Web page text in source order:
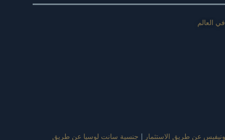
العالم
عن طريق الاستثمار | جنسية سانت لوسيا عن طريق